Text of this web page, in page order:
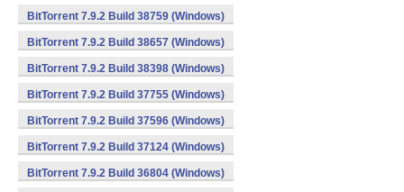
BitTorrent 7.9.2 Build 38759 (Windows)
BitTorrent 7.9.2 Build 38657 (Windows)
BitTorrent 7.9.2 Build 38398 (Windows)
BitTorrent 7.9.2 Build 37755 (Windows)
BitTorrent 7.9.2 Build 37596 (Windows)
BitTorrent 7.9.2 Build 37124 (Windows)
BitTorrent 7.9.2 Build 36804 (Windows)